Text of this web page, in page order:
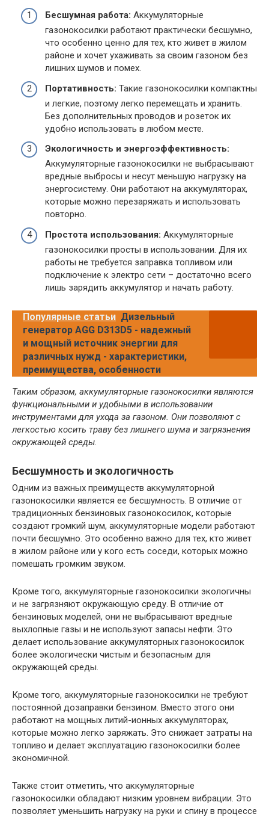
Бесшумная работа: Аккумуляторные
газонокосилки работают практически бесшумно,
что особенно ценно для тех, кто живет в жилом
районе и хочет ухаживать за своим газоном без
лишних шумов и помех.
Портативность: Такие газонокосилки компактны
и легкие, поэтому легко перемещать и хранить.
Без дополнительных проводов и розеток их
удобно использовать в любом месте.
Экологичность и энергоэффективность:
Аккумуляторные газонокосилки не выбрасывают
вредные выбросы и несут меньшую нагрузку на
энергосистему. Они работают на аккумуляторах,
которые можно перезаряжать и использовать
повторно.
Простота использования: Аккумуляторные
газонокосилки просты в использовании. Для их
работы не требуется заправка топливом или
подключение к электро сети – достаточно всего
лишь зарядить аккумулятор и начать работу.
Популярные статьи Дизельный
генератор AGG D313D5 - надежный
и мощный источник энергии для
различных нужд - характеристики,
преимущества, особенности
Таким образом, аккумуляторные газонокосилки являются
функциональными и удобными в использовании
инструментами для ухода за газоном. Они позволяют с
легкостью косить траву без лишнего шума и загрязнения
окружающей среды.
Бесшумность и экологичность
Одним из важных преимуществ аккумуляторной
газонокосилки является ее бесшумность. В отличие от
традиционных бензиновых газонокосилок, которые
создают громкий шум, аккумуляторные модели работают
почти бесшумно. Это особенно важно для тех, кто живет
в жилом районе или у кого есть соседи, которых можно
помешать громким звуком.
Кроме того, аккумуляторные газонокосилки экологичны
и не загрязняют окружающую среду. В отличие от
бензиновых моделей, они не выбрасывают вредные
выхлопные газы и не используют запасы нефти. Это
делает использование аккумуляторных газонокосилок
более экологически чистым и безопасным для
окружающей среды.
Кроме того, аккумуляторные газонокосилки не требуют
постоянной дозаправки бензином. Вместо этого они
работают на мощных литий-ионных аккумуляторах,
которые можно легко заряжать. Это снижает затраты на
топливо и делает эксплуатацию газонокосилки более
экономичной.
Также стоит отметить, что аккумуляторные
газонокосилки обладают низким уровнем вибрации. Это
позволяет уменьшить нагрузку на руки и спину в процессе